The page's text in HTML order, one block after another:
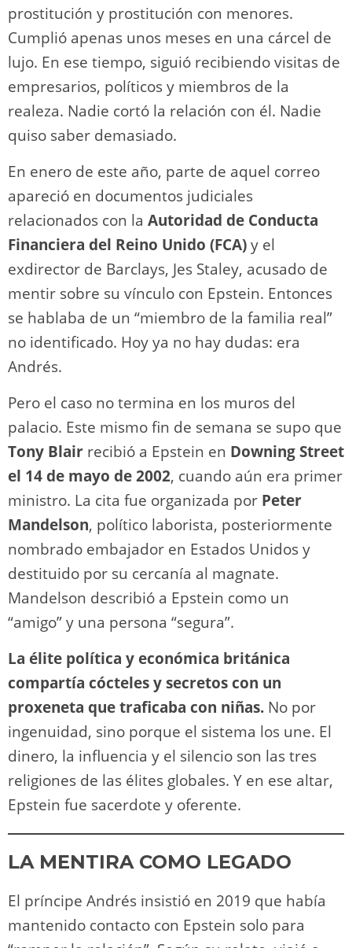
prostitución y prostitución con menores.
Cumplió apenas unos meses en una cárcel de
lujo. En ese tiempo, siguió recibiendo visitas de
empresarios, políticos y miembros de la
realeza. Nadie cortó la relación con él. Nadie
quiso saber demasiado.
En enero de este año, parte de aquel correo
apareció en documentos judiciales
relacionados con la Autoridad de Conducta
Financiera del Reino Unido (FCA)y el
exdirector de Barclays, Jes Staley, acusado de
mentir sobre su vínculo con Epstein. Entonces
se hablaba de un “miembro de la familia real”
no identificado. Hoy ya no hay dudas: era
Andrés.
Pero el caso no termina en los muros del
palacio. Este mismo fin de semana se supo que
Tony Blair recibió a Epstein en Downing Street
el 14 de mayo de 2002, cuando aún era primer
ministro. La cita fue organizada por Peter
Mandelson, político laborista, posteriormente
nombrado embajador en Estados Unidos y
destituido por su cercanía al magnate.
Mandelson describió a Epstein como un
“amigo” y una persona “segura”.
La élite política y económica británica
compartía cócteles y secretos con un
proxeneta que traficaba con niñas. No por
ingenuidad, sino porque el sistema los une. El
dinero, la influencia y el silencio son las tres
religiones de las élites globales. Y en ese altar,
Epstein fue sacerdote y oferente.
LA MENTIRA COMO LEGADO
El príncipe Andrés insistió en 2019 que había
mantenido contacto con Epstein solo para